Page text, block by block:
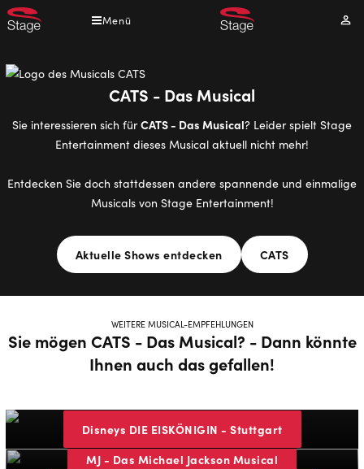
Direkt
zum
Menü
CATS - Das Musical
Sie interessieren sich fürCATS - Das Musical? Leider spielt Stage
Entertainment dieses Musical aktuell nicht mehr!
Entdecken Sie doch stattdessen andere spannende und einmalige
Musicals von Stage Entertainment!
Aktuelle Shows entdecken CATS
WEITERE MUSICAL-EMPFEHLUNGEN
Sie mögen CATS - Das Musical? - Dann könnte
Ihnen auch das gefallen!
Disneys DIE EISKÖNIGIN - Stuttgart
MJ - Das Michael Jackson Musical